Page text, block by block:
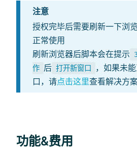
注意
授权完毕后需要刷新一下浏
正常使用
刷新浏览器后脚本会在提示
作 后 打开新窗口
，如果未
口，请点击这里查看解决方
功能&费用